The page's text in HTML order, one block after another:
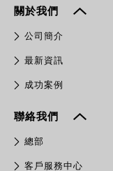
關於我們
公司簡介
最新資訊
成功案例
聯絡我們
總部
客戶服務中心